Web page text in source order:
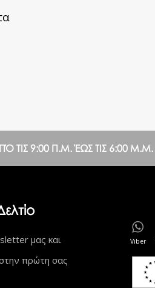
ΤΙΣ 9:00 Π.Μ. ΈΩΣ ΤΙΣ 6:00 Μ.Μ.
μας και
πρώτη σας
Viber